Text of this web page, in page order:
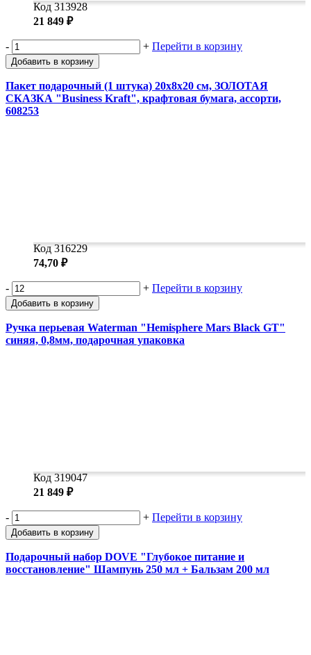
Код 313928
21 849 ₽
- + Перейти в корзину
Добавить в корзину
Пакет подарочный (1 штука) 20х8х20 см, ЗОЛОТАЯ
СКАЗКА "Business Kraft", крафтовая бумага, ассорти,
608253
Код 316229
74,70 ₽
- + Перейти в корзину
Добавить в корзину
Ручка перьевая Waterman "Hemisphere Mars Black GT"
синяя, 0,8мм, подарочная упаковка
Код 319047
21 849 ₽
- + Перейти в корзину
Добавить в корзину
Подарочный набор DOVE "Глубокое питание и
восстановление" Шампунь 250 мл + Бальзам 200 мл